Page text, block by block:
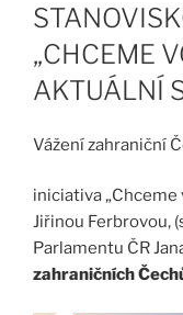
„CHCEME
AKTUÁLNÍ
Vážení zahraniční
iniciativa „Chceme
Jiřinou Ferbrovou,
Parlamentu ČR
zahraničních